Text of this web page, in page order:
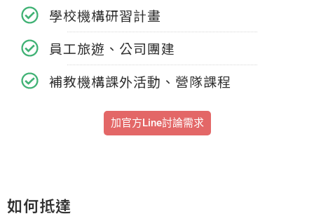
學校機構研習計畫
員工旅遊、公司團建
補教機構課外活動、營隊課程
加官方Line討論需求
如何抵達